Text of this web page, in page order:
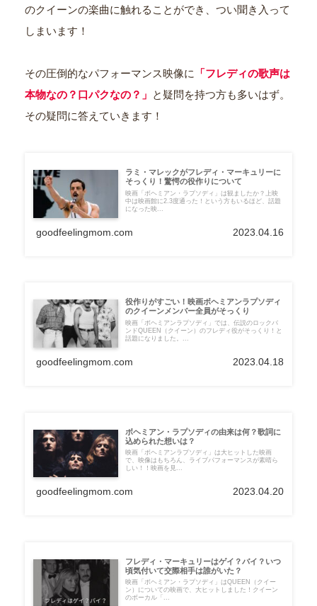
のクイーンの楽曲に触れることができ、つい聞き入って
しまいます！
その圧倒的なパフォーマンス映像に
「フレディの歌声は
本物なの？口パクなの？」 と疑問を持つ方も多いはず。
その疑問に答えていきます！
ラミ・マレックがフレディ・マーキュリーに
そっくり！驚愕の役作りについて
映画「ボヘミアン・ラプソディ」は観ましたか？上映
中は映画館に2.3度通った！という方もいるほど、話題
になった映...
goodfeelingmom.com 2023.04.16
役作りがすごい！映画ボヘミアンラプソディ
のクイーンメンバー全員がそっくり
映画「ボヘミアンラプソディ」では、伝説のロックバ
ンドQUEEN（クイーン）のフレディ役がそっくり！と
話題になりました。...
goodfeelingmom.com 2023.04.18
ボヘミアン・ラプソディの由来は何？歌詞に
込められた想いは？
映画「ボヘミアンラプソディ」は大ヒットした映画
で、映像はもちろん、ライブパフォーマンスが素晴ら
しい！！映画を見...
goodfeelingmom.com 2023.04.20
フレディ・マーキュリーはゲイ？バイ？いつ
頃気付いて交際相手は誰がいた？
映画「ボヘミアン・ラプソディ」はQUEEN（クイー
ン）についての映画で、大ヒットしました！クイーン
のボーカル「...